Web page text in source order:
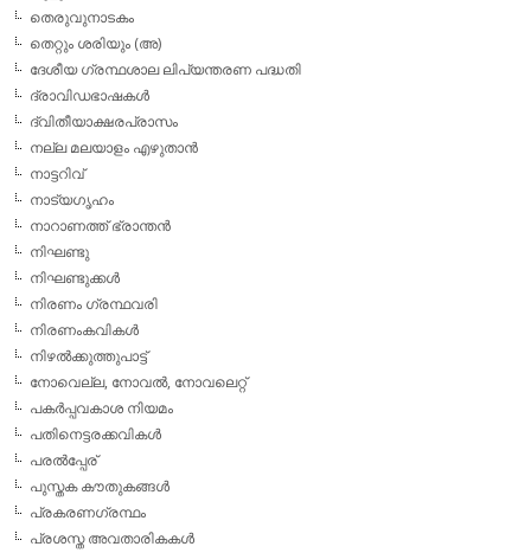
തെരുവുനാടകം
തെറ്റും ശരിയും (അ)
ദേശീയ ഗ്രന്ഥശാല ലിപ്യന്തരണ പദ്ധതി
ദ്രാവിഡഭാഷകള്‍
ദ്വിതീയാക്ഷരപ്രാസം
നല്ല മലയാളം എഴുതാന്‍
നാട്ടറിവ്
നാട്യഗൃഹം
നാറാണത്ത് ഭ്രാന്തന്‍
നിഘണ്ടു
നിഘണ്ടുക്കള്‍
നിരണം ഗ്രന്ഥവരി
നിരണംകവികള്‍
നിഴല്‍ക്കുത്തുപാട്ട്
നോവെല്ല, നോവല്‍, നോവലെറ്റ്
പകര്‍പ്പവകാശ നിയമം
പതിനെട്ടരക്കവികള്‍
പരല്‍പ്പേര്
പുസ്തക കൗതുകങ്ങള്‍
പ്രകരണഗ്രന്ഥം
പ്രശസ്ത അവതാരികകള്‍